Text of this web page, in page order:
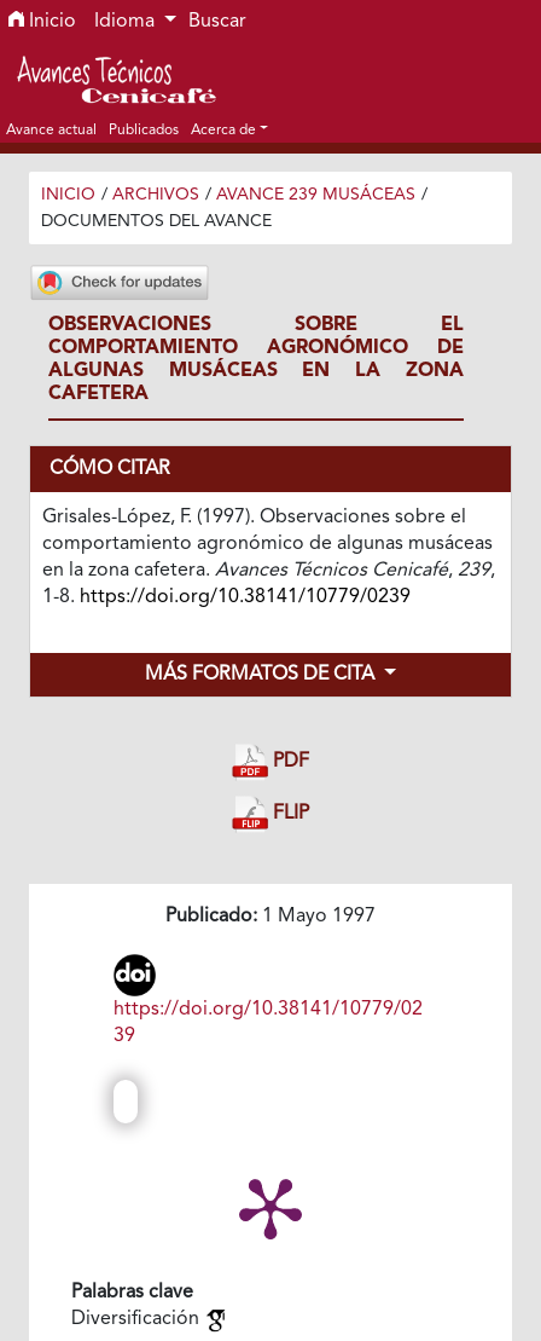
Ir al menú de navegación principal
Ir al contenido principal
Ir al pie de página del sitio
Inicio Idioma Buscar
Avance actual Publicados Acerca de
INICIO / ARCHIVOS / AVANCE 239 MUSÁCEAS /
DOCUMENTOS DEL AVANCE
OBSERVACIONES SOBRE EL
COMPORTAMIENTO AGRONÓMICO DE
ALGUNAS MUSÁCEAS EN LA ZONA
CAFETERA
CÓMO CITAR
Grisales-López, F. (1997). Observaciones sobre el
comportamiento agronómico de algunas musáceas
en la zona cafetera. Avances Técnicos Cenicafé, 239,
1-8. https://doi.org/10.38141/10779/0239
MÁS FORMATOS DE CITA
PDF
FLIP
Publicado: 1 Mayo 1997
https://doi.org/10.38141/10779/02
39
Palabras clave
Diversificación